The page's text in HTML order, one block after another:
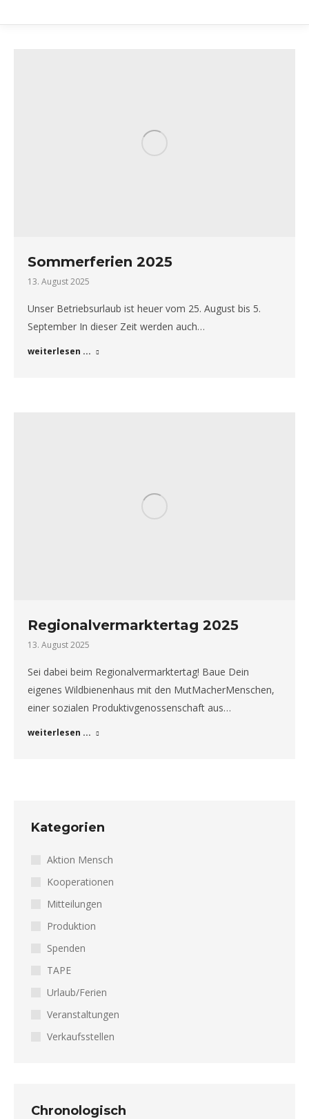
Sommerferien 2025
13. August 2025
Unser Betriebsurlaub ist heuer vom 25. August bis 5.
September In dieser Zeit werden auch…
weiterlesen ...
Regionalvermarktertag 2025
13. August 2025
Sei dabei beim Regionalvermarktertag! Baue Dein
eigenes Wildbienenhaus mit den MutMacherMenschen,
einer sozialen Produktivgenossenschaft aus…
weiterlesen ...
Kategorien
Aktion Mensch
Kooperationen
Mitteilungen
Produktion
Spenden
TAPE
Urlaub/Ferien
Veranstaltungen
Verkaufsstellen
Chronologisch